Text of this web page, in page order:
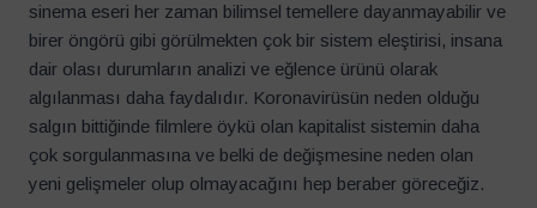
sinema eseri her zaman bilimsel temellere dayanmayabilir ve
birer öngörü gibi görülmekten çok bir sistem eleştirisi, insana
dair olası durumların analizi ve eğlence ürünü olarak
algılanması daha faydalıdır. Koronavirüsün neden olduğu
salgın bittiğinde filmlere öykü olan kapitalist sistemin daha
çok sorgulanmasına ve belki de değişmesine neden olan
yeni gelişmeler olup olmayacağını hep beraber göreceğiz.